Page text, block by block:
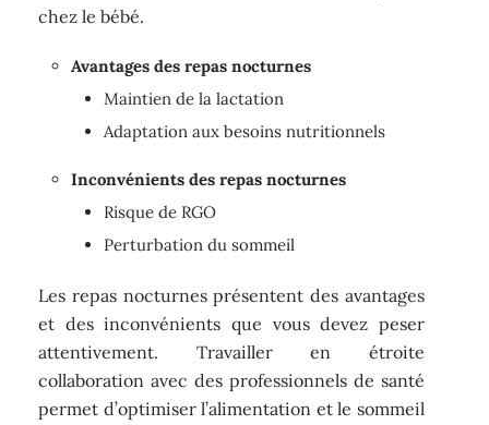
chez le bébé.
Avantages des repas nocturnes
Maintien de la lactation
Adaptation aux besoins nutritionnels
Inconvénients des repas nocturnes
Risque de RGO
Perturbation du sommeil
Les repas nocturnes présentent des avantages
et des inconvénients que vous devez peser
attentivement. Travailler en étroite
collaboration avec des professionnels de santé
permet d’optimiser l’alimentation et le sommeil